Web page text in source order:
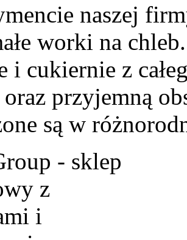
naszej
worki na
i cukiernie z
przyjemną
są w